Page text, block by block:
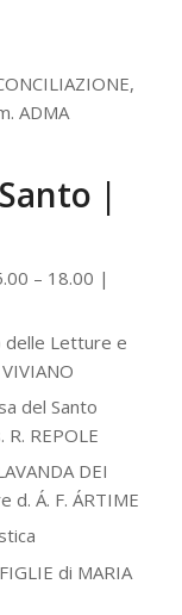
ADMA
|
– 18.00 |
delle Letture e
del Santo
REPOLE
DEI
Á. F. ÁRTIME
di MARIA